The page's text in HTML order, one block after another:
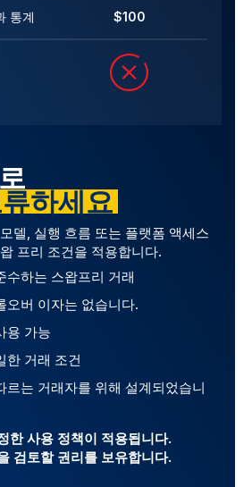
통계 $100
하세요
델, 실행 흐름 또는 플랫폼 액세스
프리 조건을 적용합니다.
수하는 스왑프리 거래
오버 이자는 없습니다.
용 가능
한 거래 조건
르는 거래자를 위해 설계되었습니
한 사용 정책이 적용됩니다.
검토할 권리를 보유합니다.